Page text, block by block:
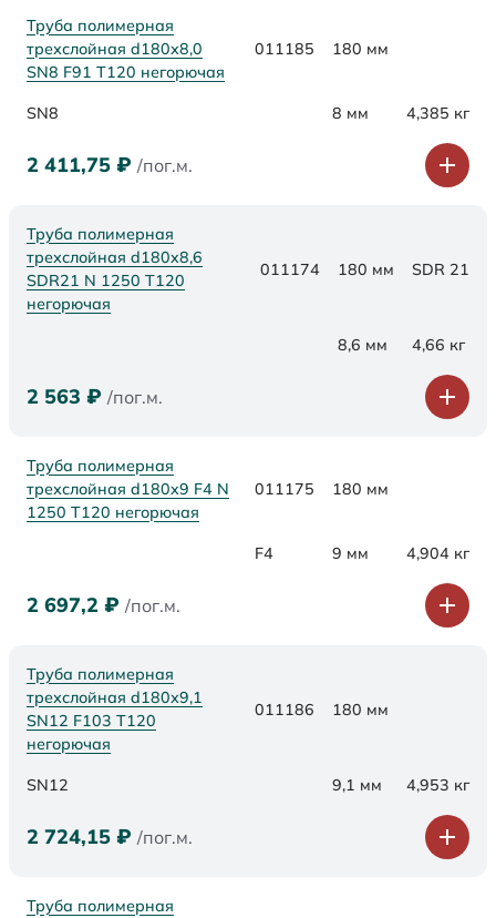
Труба полимерная
трехслойная d180х8,0
SN8 F91 Т120 негорючая
011185 180 мм
SN8 8 мм 4,385 кг
2 411,75 ₽ /пог.м.
Труба полимерная
трехслойная d180x8,6
SDR21 N 1250 Т120
негорючая
011174 180 мм SDR 21
8,6 мм 4,66 кг
2 563 ₽ /пог.м.
Труба полимерная
трехслойная d180x9 F4 N
1250 Т120 негорючая
011175 180 мм
F4 9 мм 4,904 кг
2 697,2 ₽ /пог.м.
Труба полимерная
трехслойная d180х9,1
SN12 F103 Т120
негорючая
011186 180 мм
SN12 9,1 мм 4,953 кг
2 724,15 ₽ /пог.м.
Труба полимерная